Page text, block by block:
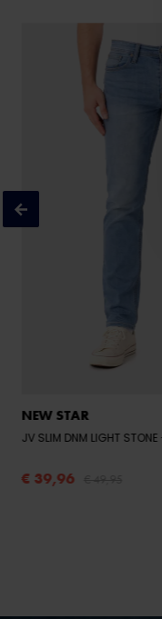
NEW STAR
JV SLIM DNM LIGHT STONE
€ 39,96